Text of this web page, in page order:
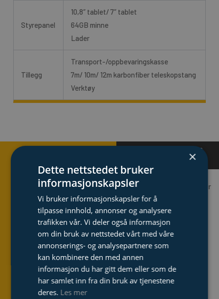
Styrepanel
10,8″ tablet/ 7″ tablet
64GB minne
Lader
Tillegg
Transport-/oppbevaringskasse
7m/ 10m/ 12m karbonfiber teleskopstang
Verktøy
Kontakt
oss
Lykter & Peli™ Case
Inspeksjon
Maritime Rescue
c
o
o
k
-
f
i
n
Y
o
Organisasjonsnummer
NO 932 431 289
Adresse
Durudveien 35,
1344 Haslum, Norge
E-post
Inspeksjon & service:
×
Dette nettstedet bruker
informasjonskapsler
Vi bruker informasjonskapsler for å
tilpasse innhold, annonser og analysere
trafikken vår. Vi deler også informasjon
om din bruk av nettstedet vårt med våre
annonserings- og analysepartnere som
kan kombinere den med annen
informasjon du har gitt dem eller som de
har samlet inn fra din bruk av tjenestene
deres. Les mer